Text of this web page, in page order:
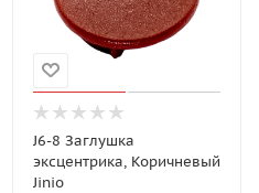
J6-8 Заглушка
эксцентрика, Коричневый
Jinio